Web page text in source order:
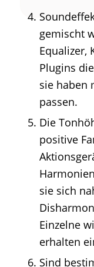
gemischt
Equalizer,
Plugins
sie haben
passen.
Die
positive
sie sich
Einzelne
erhalten
Sind